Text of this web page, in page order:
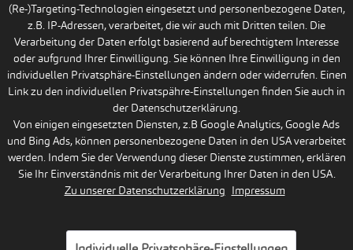
(Re-)Targeting-Technologien eingesetzt und personenbezogene Daten,
z.B. IP-Adressen, verarbeitet, die wir auch mit Dritten teilen. Die
Verarbeitung der Daten erfolgt basierend auf berechtigtem Interesse
oder aufgrund Ihrer Einwilligung. Sie können Ihre Einwilligung in den
individuellen Privatsphäre-Einstellungen ändern oder widerrufen. Einen
Link zu den individuellen Privatspähre-Einstellungen finden Sie auch in
der Datenschutzerklärung.
Von einigen eingesetzten Diensten, z.B Google Analytics, Google Ads
und Bing Ads, können personenbezogene Daten in den USA verarbeitet
werden. Indem Sie der Verwendung dieser Dienste zustimmen, erklären
Sie Ihr Einverständnis mit der Verarbeitung Ihrer Daten in den USA.
Zu unserer Datenschutzerklärung Impressum